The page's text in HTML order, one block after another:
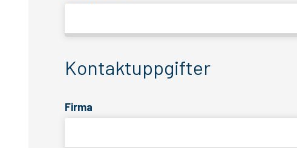
Kontaktuppgifter
Firma